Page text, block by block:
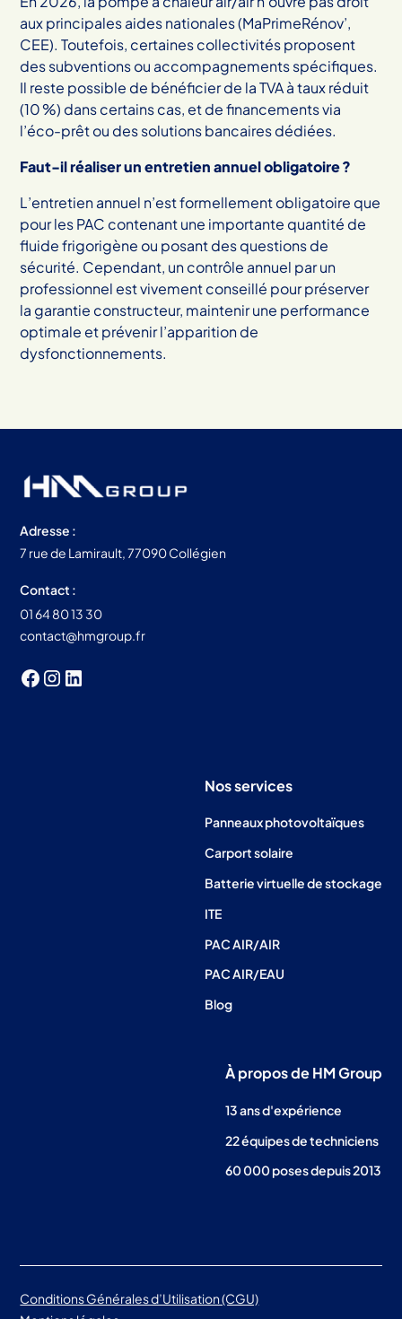
aux principales aides nationales (MaPrimeRénov’,
CEE). Toutefois, certaines collectivités proposent
des subventions ou accompagnements spécifiques.
Il reste possible de bénéficier de la TVA à taux réduit
(10 %) dans certains cas, et de financements via
l’éco-prêt ou des solutions bancaires dédiées.
Faut-il réaliser un entretien annuel obligatoire ?
L’entretien annuel n’est formellement obligatoire que
pour les PAC contenant une importante quantité de
fluide frigorigène ou posant des questions de
sécurité. Cependant, un contrôle annuel par un
professionnel est vivement conseillé pour préserver
la garantie constructeur, maintenir une performance
optimale et prévenir l’apparition de
dysfonctionnements.
Adresse :
7 rue de Lamirault, 77090 Collégien
Contact :
01 64 80 13 30
contact@hmgroup.fr
Nos services
Panneaux photovoltaïques
Carport solaire
Batterie virtuelle de stockage
ITE
PAC AIR/AIR
PAC AIR/EAU
Blog
À propos de HM Group
13 ans d'expérience
22 équipes de techniciens
60 000 poses depuis 2013
Conditions Générales d’Utilisation (CGU)